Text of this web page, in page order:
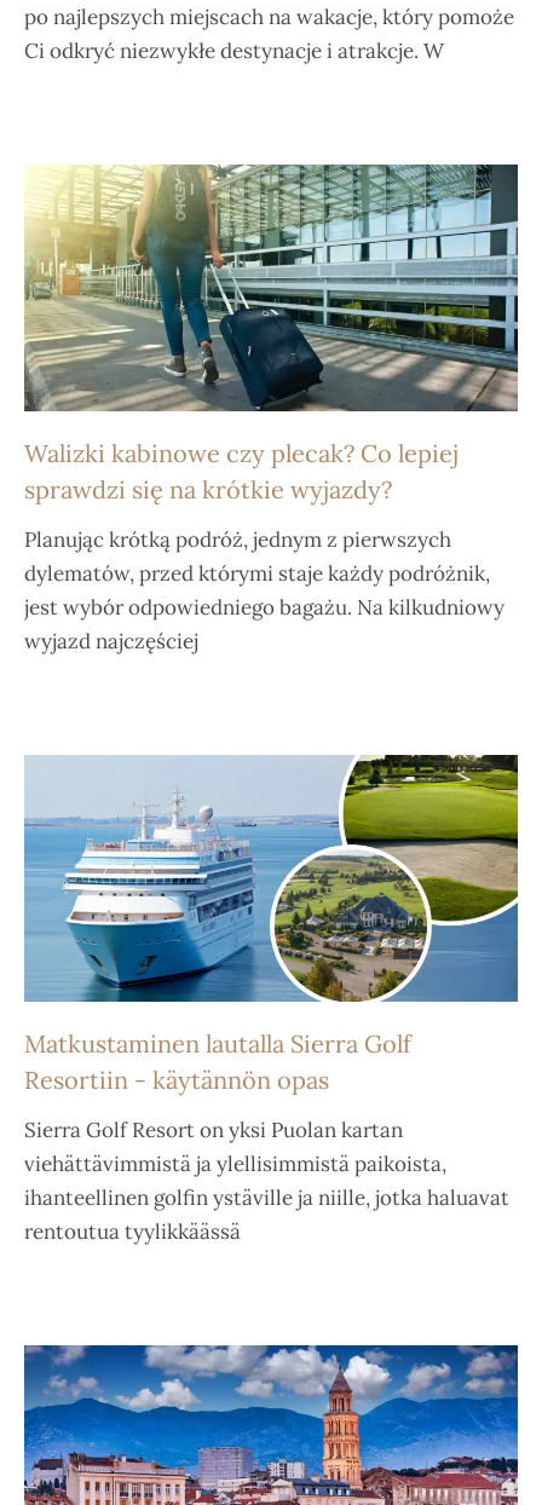
po najlepszych miejscach na wakacje, który pomoże
Ci odkryć niezwykłe destynacje i atrakcje. W
Walizki kabinowe czy plecak? Co lepiej
sprawdzi się na krótkie wyjazdy?
Planując krótką podróż, jednym z pierwszych
dylematów, przed którymi staje każdy podróżnik,
jest wybór odpowiedniego bagażu. Na kilkudniowy
wyjazd najczęściej
Matkustaminen lautalla Sierra Golf
Resortiin - käytännön opas
Sierra Golf Resort on yksi Puolan kartan
viehättävimmistä ja ylellisimmistä paikoista,
ihanteellinen golfin ystäville ja niille, jotka haluavat
rentoutua tyylikkäässä